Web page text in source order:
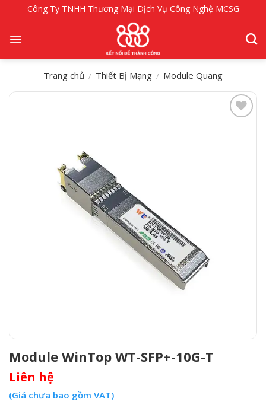
nội
Công Ty TNHH Thương Mại Dịch Vụ Công Nghệ MCSG
Trang chủ / Thiết Bị Mạng / Module Quang
Module WinTop WT-SFP+-10G-T
Liên hệ
(Giá chưa bao gồm VAT)